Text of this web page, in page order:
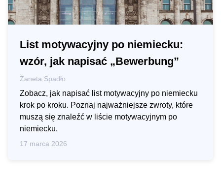
List motywacyjny po niemiecku:
wzór, jak napisać „Bewerbung”
Żaneta Spadło
Zobacz, jak napisać list motywacyjny po niemiecku
krok po kroku. Poznaj najważniejsze zwroty, które
muszą się znaleźć w liście motywacyjnym po
niemiecku.
17 marca 2026